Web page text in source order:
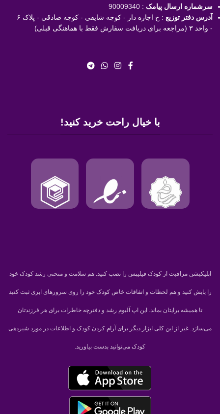
سرشماره ارسال پیامک :
90009340
آدرس دفتر توزیع
: خ اجاره دار - کوچه شایقی - کوچه صادقی - پلاک ۶
- واحد ۳ (مراجعه برای دریافت سفارش فقط با هماهنگی قبلی)
با خیال راحت خرید کنید!
اپلیکیشن مراقبت از کودک فیلیپس را نصب کنید. هم سلامت و منحنی رشد کودک خود
را پایش کنید و هم لحظات و اتفاقات خاص کودک خود را روی سرورهای ابری ثبت کنید
تا همیشه برایتان بماند. این اپ آلبوم رشد و دفترچه خاطرات برای هر فرزندتان
می‌سازد. غیر از این کلی ابزار دیگر برای آرام کردن کودک و اطلاعات در مورد شیردهی
کودک می‌توانید بدست بیاورید.